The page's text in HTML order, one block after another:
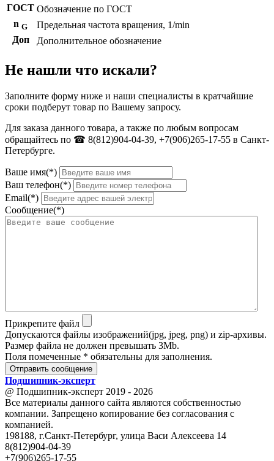
ГОСТ Обозначение по ГОСТ
n G
Предельная частота вращения, 1/min
Доп
Дополнительное обозначение
Не нашли что искали?
Заполните форму ниже и наши специалисты в кратчайшие
сроки подберут товар по Вашему запросу.
Для заказа данного товара, а также по любым вопросам
обращайтесь по ☎ 8(812)904-04-39, +7(906)265-17-55 в Санкт-
Петербурге.
Ваше имя(*)
Ваш телефон(*)
Email(*)
Сообщение(*)
Прикрепите файл
Допускаются файлы изображений(jpg, jpeg, png) и zip-архивы.
Размер файла не должен превышать 3Mb.
Поля помеченные * обязательны для заполнения.
Отправить сообщение
Подшипник-эксперт
@ Подшипник-эксперт 2019 - 2026
Все материалы данного сайта являются собственностью
компании. Запрещено копирование без согласования с
компанией.
198188, г.Санкт-Петербург, улица Васи Алексеева 14
8(812)904-04-39
+7(906)265-17-55